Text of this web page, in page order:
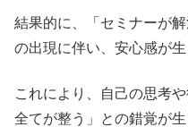
結果的に、「セミナーが
の出現に伴い、安心感が生
これにより、自己の思考
全てが整う」との錯覚が